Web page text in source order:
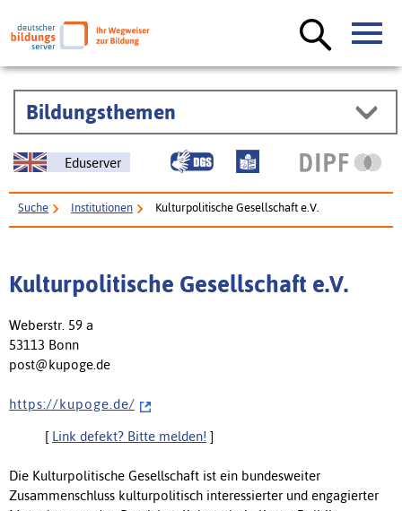
Bildungsthemen
Eduserver
Suche Institutionen Kulturpolitische Gesellschaft e.V.
Kulturpolitische Gesellschaft e.V.
Weberstr. 59 a
53113 Bonn
post@kupoge.de
h t t p s : / / k u p o g e . d e /
[ Link defekt? Bitte melden! ]
Die Kulturpolitische Gesellschaft ist ein bundesweiter
Zusammenschluss kulturpolitisch interessierter und engagierter